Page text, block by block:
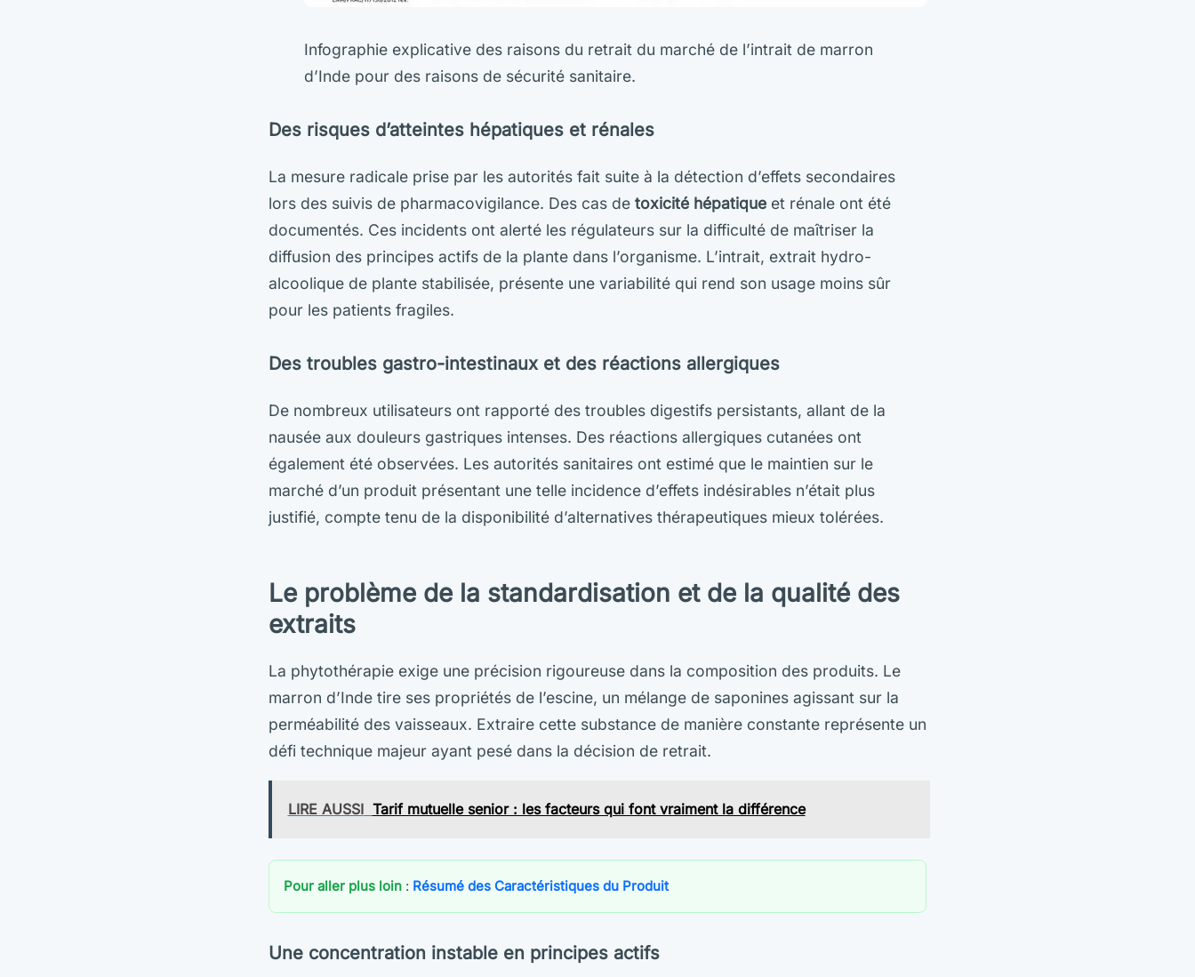
Infographie explicative des raisons du retrait du marché de l’intrait de marron
d’Inde pour des raisons de sécurité sanitaire.
Des risques d’atteintes hépatiques et rénales
La mesure radicale prise par les autorités fait suite à la détection d’effets secondaires
lors des suivis de pharmacovigilance. Des cas de toxicité hépatique et rénale ont été
documentés. Ces incidents ont alerté les régulateurs sur la difficulté de maîtriser la
diffusion des principes actifs de la plante dans l’organisme. L’intrait, extrait hydro-
alcoolique de plante stabilisée, présente une variabilité qui rend son usage moins sûr
pour les patients fragiles.
Des troubles gastro-intestinaux et des réactions allergiques
De nombreux utilisateurs ont rapporté des troubles digestifs persistants, allant de la
nausée aux douleurs gastriques intenses. Des réactions allergiques cutanées ont
également été observées. Les autorités sanitaires ont estimé que le maintien sur le
marché d’un produit présentant une telle incidence d’effets indésirables n’était plus
justifié, compte tenu de la disponibilité d’alternatives thérapeutiques mieux tolérées.
Le problème de la standardisation et de la qualité des
extraits
La phytothérapie exige une précision rigoureuse dans la composition des produits. Le
marron d’Inde tire ses propriétés de l’escine, un mélange de saponines agissant sur la
perméabilité des vaisseaux. Extraire cette substance de manière constante représente un
défi technique majeur ayant pesé dans la décision de retrait.
LIRE AUSSI Tarif mutuelle senior : les facteurs qui font vraiment la différence
Pour aller plus loin : Résumé des Caractéristiques du Produit
Une concentration instable en principes actifs